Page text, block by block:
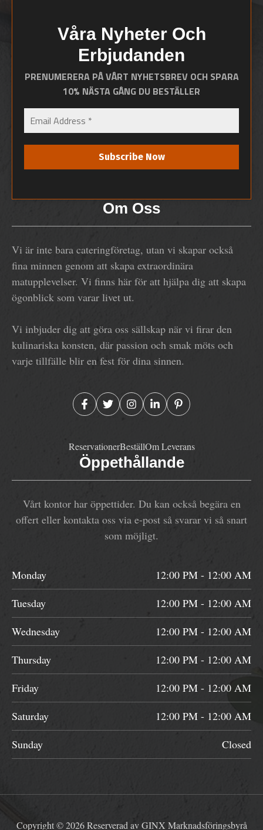
Om Oss
Vi är inte bara cateringföretag, utan vi skapar också
fina minnen genom att skapa extraordinära
matupplevelser. Vi finns här för att hjälpa dig att skapa
ögonblick som varar livet ut.
Vi inbjuder dig att göra oss sällskap när vi firar den
kulinariska konsten, där passion och smak möts och
varje tillfälle blir en fest för dina sinnen.
ReservationerBeställOm Leverans
Våra Nyheter Och
Erbjudanden
PRENUMERERA PÅ VÅRT NYHETSBREV OCH SPARA
10% NÄSTA GÅNG DU BESTÄLLER
Öppethållande
Vårt kontor har öppettider. Du kan också begära en
offert eller kontakta oss via e-post så svarar vi så snart
som möjligt.
Monday
12:00 PM - 12:00 AM
Tuesday
12:00 PM - 12:00 AM
Wednesday
12:00 PM - 12:00 AM
Thursday
12:00 PM - 12:00 AM
Friday
12:00 PM - 12:00 AM
Saturday
12:00 PM - 12:00 AM
Sunday
Closed
Copyright © 2026 Reserverad av GINX Marknadsföringsbyrå